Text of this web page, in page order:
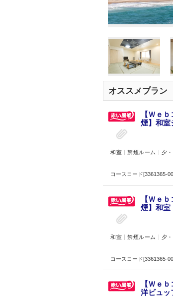
オススメプラン
【Ｗｅ
煙】和室
和室 禁煙ルーム 夕
コースコード[3361365-
【Ｗｅ
煙】和室
和室 禁煙ルーム 夕
コースコード[3361365-
【Ｗｅ
洋ビュッ